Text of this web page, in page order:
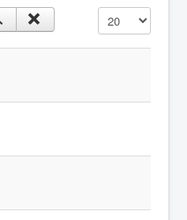
Cantidad a